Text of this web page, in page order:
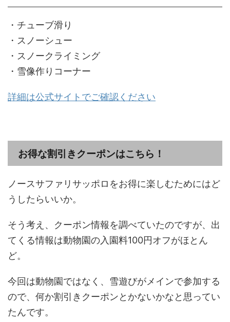
・チューブ滑り
・スノーシュー
・スノークライミング
・雪像作りコーナー
詳細は公式サイトでご確認ください
お得な割引きクーポンはこちら！
ノースサファリサッポロをお得に楽しむためにはど
うしたらいいか。
そう考え、クーポン情報を調べていたのですが、出
てくる情報は動物園の入園料100円オフがほとん
ど。
今回は動物園ではなく、雪遊びがメインで参加する
ので、何か割引きクーポンとかないかなと思ってい
たんです。